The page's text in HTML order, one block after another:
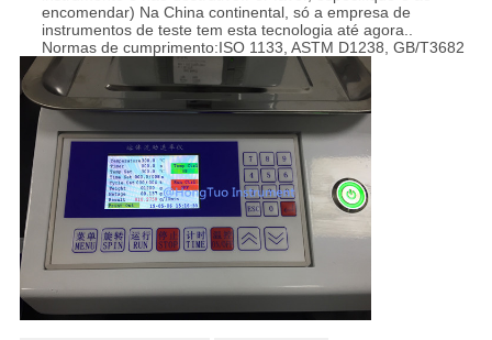
encomendar) Na China continental, só a empresa de
instrumentos de teste tem esta tecnologia até agora..
Normas de cumprimento:ISO 1133, ASTM D1238, GB/T3682